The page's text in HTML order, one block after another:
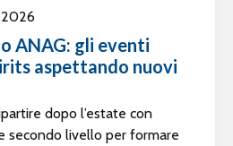
2026
ANAG: gli eventi
aspettando nuovi
dopo l’estate con
secondo livello per formare